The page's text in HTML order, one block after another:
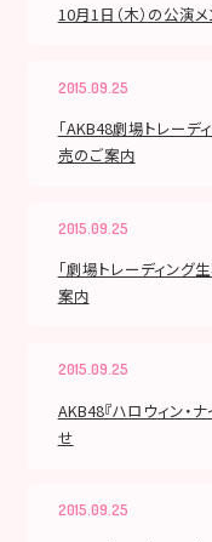
10月1日（木）の公演
2015.09.25
「AKB48劇場トレー
売のご案内
2015.09.25
「劇場トレーディン
案内
2015.09.25
AKB48『ハロウィン・
せ
2015.09.25